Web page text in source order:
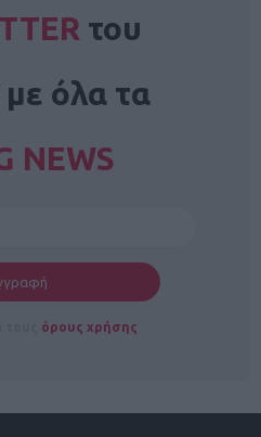
του
με όλα τα
NEWS
όρους χρήσης